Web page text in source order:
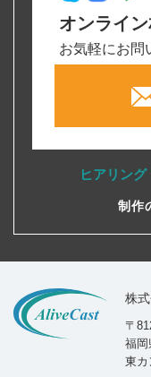
オンライ
お気軽にお問
ヒアリン
制作
株
〒
福岡
東カ